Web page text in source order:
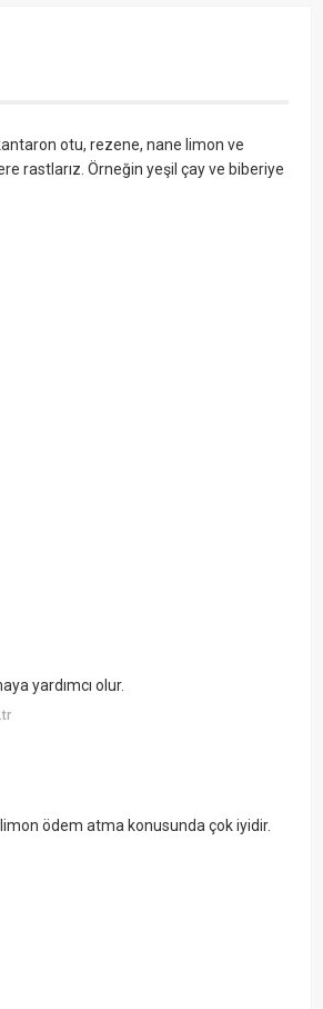
otu, rezene, nane limon ve
rastlarız. Örneğin yeşil çay ve biberiye
yardımcı olur.
ödem atma konusunda çok iyidir.